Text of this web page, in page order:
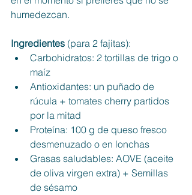
humedezcan.
Ingredientes (para 2 fajitas):
Carbohidratos: 2 tortillas de trigo o
maíz
Antioxidantes: un puñado de
rúcula + tomates cherry partidos
por la mitad
Proteína: 100 g de queso fresco
desmenuzado o en lonchas
Grasas saludables: AOVE (aceite
de oliva virgen extra) + Semillas
de sésamo